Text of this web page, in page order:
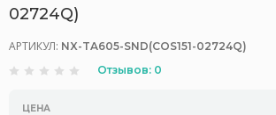
02724Q)
АРТИКУЛ: NX-TA605-SND(COS151-02724Q)
Отзывов: 0
ЦЕНА